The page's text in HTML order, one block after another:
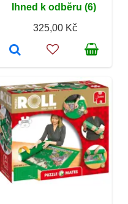
Ihned k odběru (6)
325,00 Kč